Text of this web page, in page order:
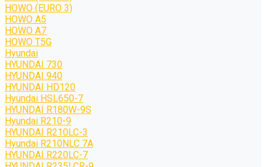
HOWO (EURO 3)
HOWO A5
HOWO A7
HOWO T5G
Hyundai
HYUNDAI 730
HYUNDAI 940
HYUNDAI HD120
Hyundai HSL650-7
HYUNDAI R180W-9S
Hyundai R210-9
HYUNDAI R210LC-3
Hyundai R210NLC 7A
HYUNDAI R220LC-7